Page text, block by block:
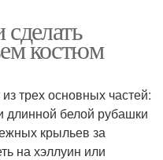
костюм
трех основных частей:
длинной белой рубашки
крыльев за
на хэллуин или